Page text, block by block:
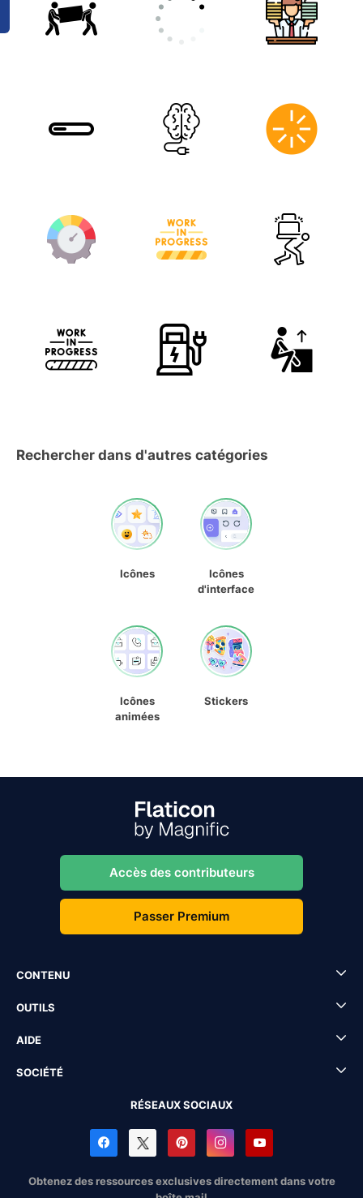
Rechercher dans d'autres catégories
Icônes
Icônes
d'interface
Icônes
animées
Stickers
Accès des contributeurs
Passer Premium
CONTENU
OUTILS
AIDE
SOCIÉTÉ
RÉSEAUX SOCIAUX
Obtenez des ressources exclusives directement dans votre